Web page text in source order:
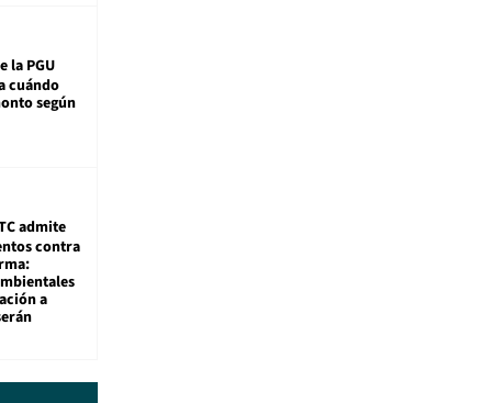
la PGU
cuándo
según
admite
contra
a